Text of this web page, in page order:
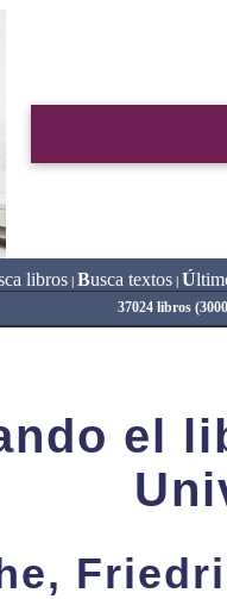
libros| Busca textos| Ú
37024 libros
el